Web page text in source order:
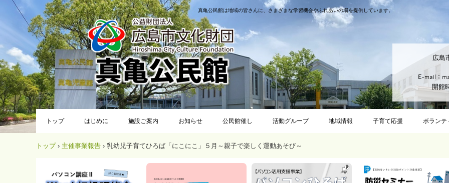
真亀公民館は地域の皆さんに、さまざまな学習機会やふれあいの場を提供しています。
広島
開館
トップ はじめに 施設ご案内 お知らせ 公民館催し 活動グループ 地域情報 子育て応援 ボランテ
トップ › 主催事業報告 › 乳幼児子育てひろば「にこにこ」５月～親子で楽しく運動あそび～